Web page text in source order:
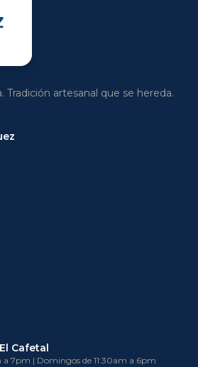
Tradición artesanal que se hereda.
Cafetal
a 7pm | Domingos de 11:30am a 6pm